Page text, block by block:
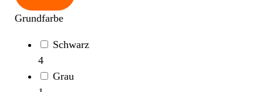
Grundfarbe
Schwarz
4
Grau